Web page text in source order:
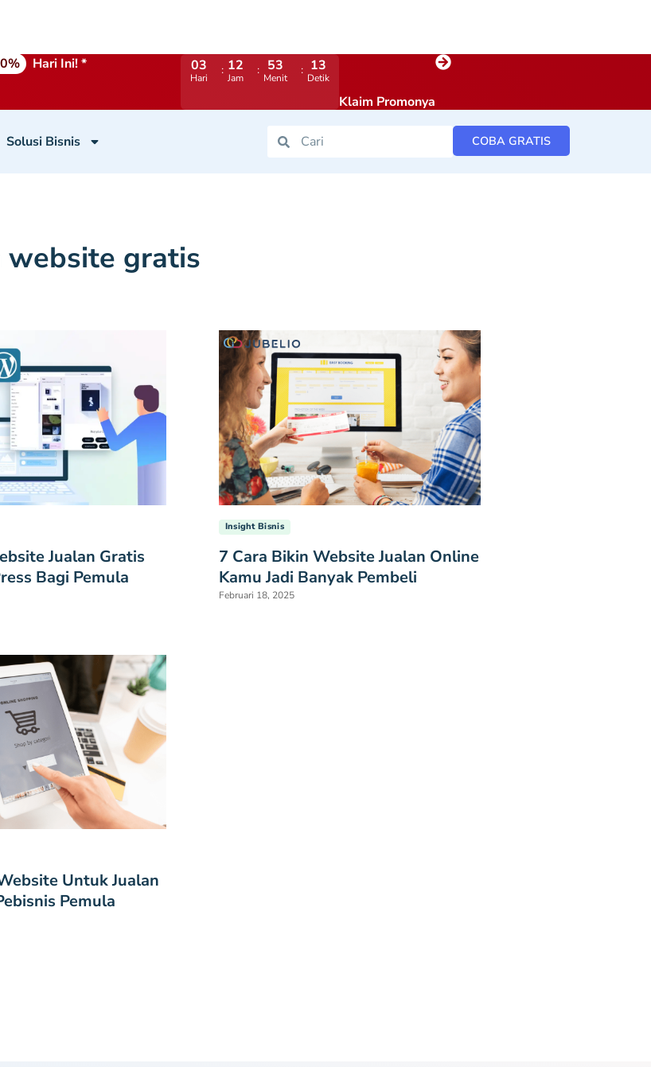
Hari Ini! * 03
Hari
12
Jam
53
Menit
12
Detik
Klaim Promonya
Solusi Bisnis COBA GRATIS
website gratis
Jualan Gratis
Bagi Pemula
Insight Bisnis
7 Cara Bikin Website Jualan Online
Kamu Jadi Banyak Pembeli
Februari 18, 2025
Untuk Jualan
Pemula